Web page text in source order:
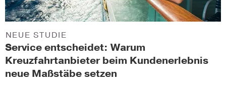
Service entscheidet: Warum
Kreuzfahrtanbieter beim Kundenerlebnis
neue Maßstäbe setzen
NEUE STUDIE